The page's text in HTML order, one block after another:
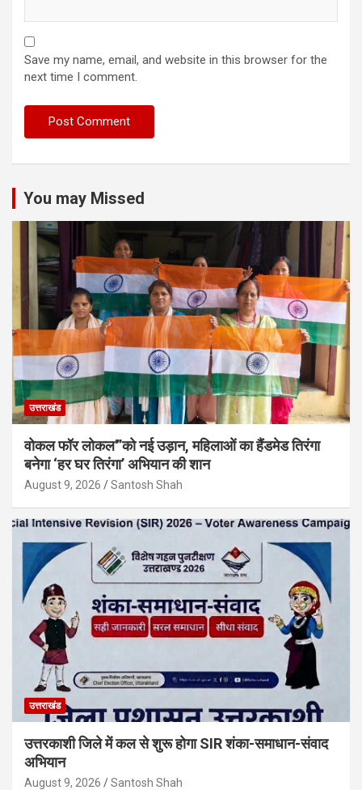
Save my name, email, and website in this browser for the
next time I comment.
You may Missed
उत्तराखंड
वोकल फॉर लोकल'”को नई उड़ान, महिलाओं का हैंडमेड तिरंगा
बनेगा ‘हर घर तिरंगा’ अभियान की शान
August 9, 2026 Santosh Shah
उत्तराखंड
उत्तरकाशी जिले में कल से शुरू होगा SIR शंका-समाधान-संवाद
अभियान
August 9, 2026 Santosh Shah